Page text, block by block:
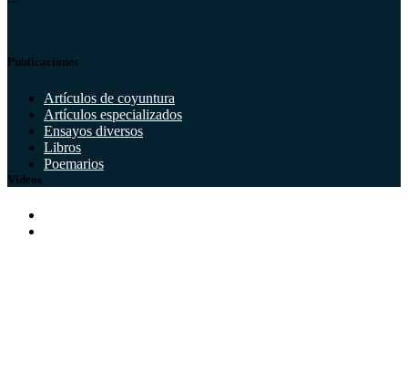
Publicaciones
Artículos de coyuntura
Artículos especializados
Ensayos diversos
Libros
Poemarios
Vídeos